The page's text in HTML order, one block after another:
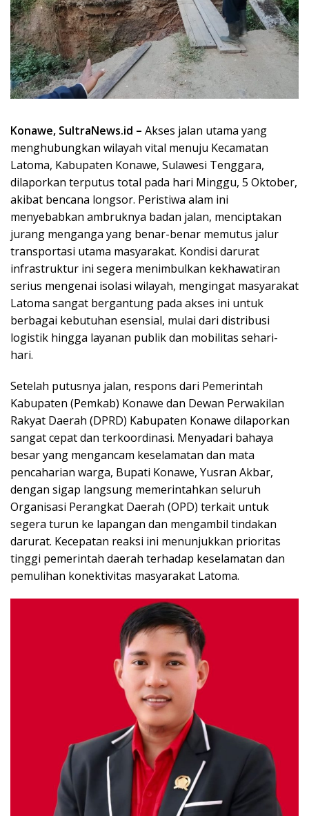
Konawe, SultraNews.id – Akses jalan utama yang
menghubungkan wilayah vital menuju Kecamatan
Latoma, Kabupaten Konawe, Sulawesi Tenggara,
dilaporkan terputus total pada hari Minggu, 5 Oktober,
akibat bencana longsor. Peristiwa alam ini
menyebabkan ambruknya badan jalan, menciptakan
jurang menganga yang benar-benar memutus jalur
transportasi utama masyarakat. Kondisi darurat
infrastruktur ini segera menimbulkan kekhawatiran
serius mengenai isolasi wilayah, mengingat masyarakat
Latoma sangat bergantung pada akses ini untuk
berbagai kebutuhan esensial, mulai dari distribusi
logistik hingga layanan publik dan mobilitas sehari-
hari.
Setelah putusnya jalan, respons dari Pemerintah
Kabupaten (Pemkab) Konawe dan Dewan Perwakilan
Rakyat Daerah (DPRD) Kabupaten Konawe dilaporkan
sangat cepat dan terkoordinasi. Menyadari bahaya
besar yang mengancam keselamatan dan mata
pencaharian warga, Bupati Konawe, Yusran Akbar,
dengan sigap langsung memerintahkan seluruh
Organisasi Perangkat Daerah (OPD) terkait untuk
segera turun ke lapangan dan mengambil tindakan
darurat. Kecepatan reaksi ini menunjukkan prioritas
tinggi pemerintah daerah terhadap keselamatan dan
pemulihan konektivitas masyarakat Latoma.